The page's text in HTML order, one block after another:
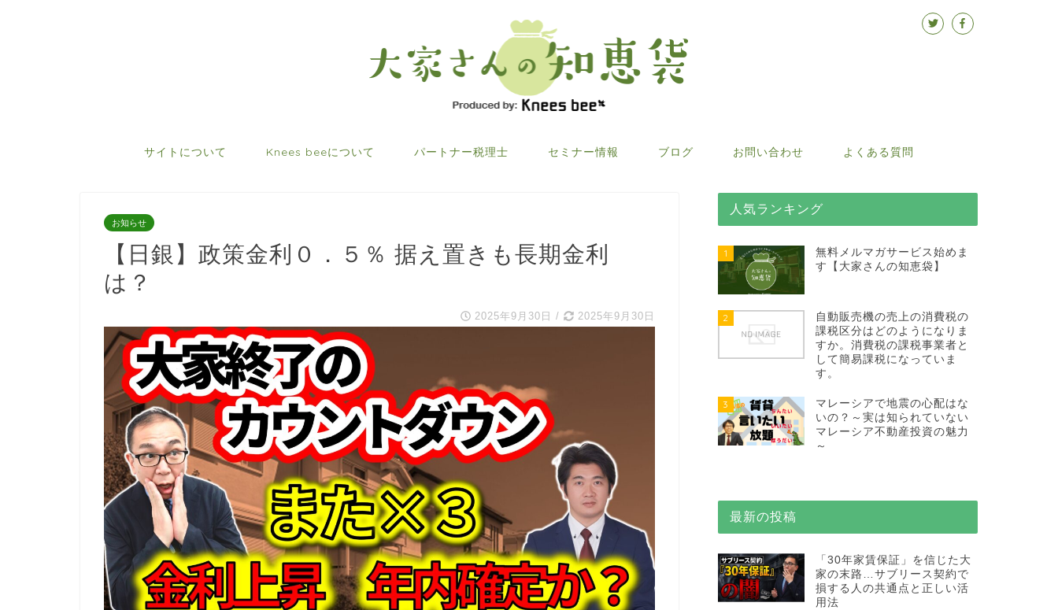
サイトについて Knees beeについて パートナー税理士 セミナー情報 ブログ お問い合わせ よくある質問
お知らせ
【日銀】政策金利０．５％ 据え置きも長期金利
は？
2025年9月30日 / 2025年9月30日
人気ランキング
1
無料メルマガサービス始めま
す【大家さんの知恵袋】
2
自動販売機の売上の消費税の
課税区分はどのようになりま
すか。消費税の課税事業者と
して簡易課税になっていま
す。
3
マレーシアで地震の心配はな
いの？～実は知られていない
マレーシア不動産投資の魅力
～
最新の投稿
「30年家賃保証」を信じた大
家の末路…サブリース契約で
損する人の共通点と正しい活
用法